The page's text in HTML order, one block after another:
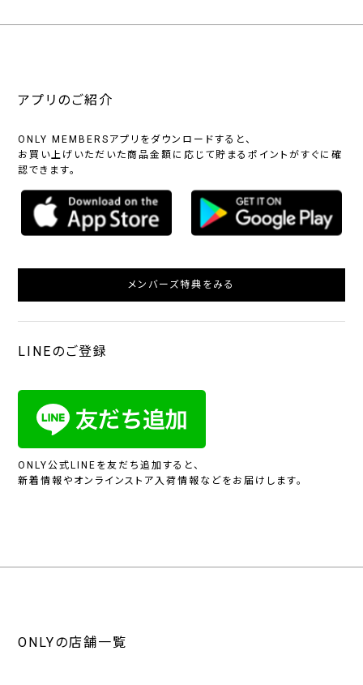
アプリのご紹介
ONLY MEMBERSアプリをダウンロードすると、
お買い上げいただいた商品金額に応じて貯まるポイントがすぐに確
認できます。
メンバーズ特典をみる
LINEのご登録
ONLY公式LINEを友だち追加すると、
新着情報やオンラインストア入荷情報などをお届けします。
ONLYの店舗一覧